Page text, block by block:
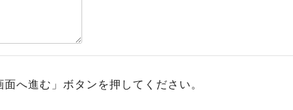
へ進む」ボタンを押してください。